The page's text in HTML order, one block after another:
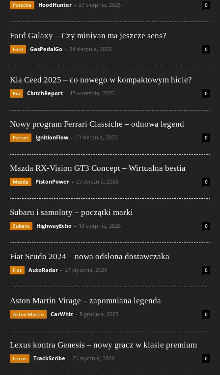
Porsche HoodHunter - 27 sierpnia, 2025 0
Ford Galaxy – Czy minivan ma jeszcze sens?
Ford GasPedalGo - 24 sierpnia, 2025 0
Kia Ceed 2025 – co nowego w kompaktowym hicie?
Kia ClutchReport - 15 września, 2025 0
Nowy program Ferrari Classiche – odnowa legend
Ferrari IgnitionFlow - 13 sierpnia, 2025 0
Mazda RX-Vision GT3 Concept – Wirtualna bestia
Mazda PistonPower - 27 stycznia, 2026 0
Subaru i samoloty – początki marki
Subaru HighwayEcho - 13 sierpnia, 2025 0
Fiat Scudo 2024 – nowa odsłona dostawczaka
Fiat AutoRadar - 27 stycznia, 2026 0
Aston Martin Virage – zapomniana legenda
Aston Martin CarWhiz - 8 grudnia, 2025 0
Lexus kontra Genesis – nowy gracz w klasie premium
Lexus TrackScribe - 25 stycznia, 2026 0